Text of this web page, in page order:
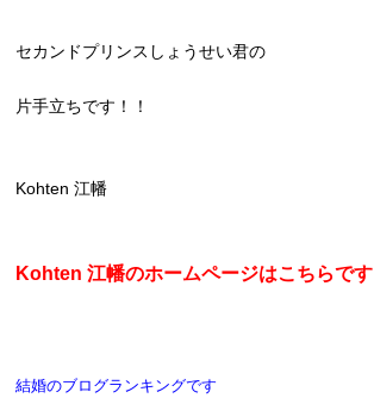
セカンドプリンスしょうせい君の
片手立ちです！！
Kohten 江幡
Kohten 江幡のホームページはこちらです
結婚のブログランキングです